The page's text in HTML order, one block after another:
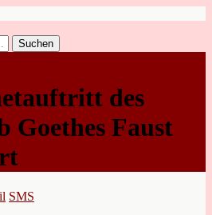
des
Goethes Faust
SMS